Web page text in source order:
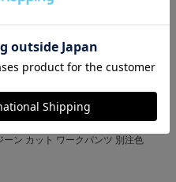
ン カット ワークパンツ 別注色
ン カット ワークパンツ 別注色
Jalana Special Order
ン カット ワークパンツ 別注色